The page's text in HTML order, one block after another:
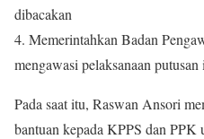
dibacakan
4. Memerintahkan Badan
mengawasi pelaksanaan putusan
Pada saat itu, Raswan Ansori
bantuan kepada KPPS dan